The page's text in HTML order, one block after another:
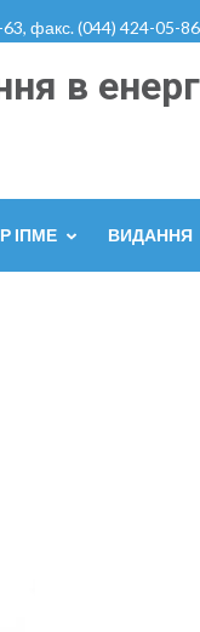
факс. (044) 424-05-86
в
ІПМЕ ВИДАННЯ